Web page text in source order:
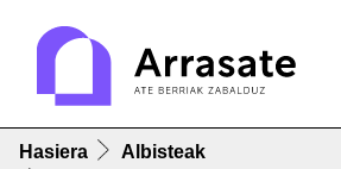
Hasiera
Albisteak